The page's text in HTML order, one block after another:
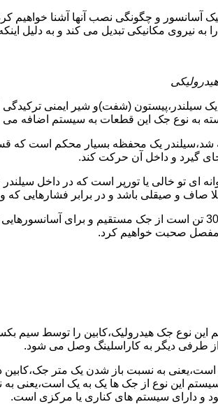
آسانسور و چگونگی نصب آنها آشنا
به نیروی مکانیکی تبدیل می کند و به دلیل
سیلندر،پیستون (شفت)و شیر ایمنی
به نوع جک این قطعات به سیستم اضافه می
شد،سیلندر یک محفظه بسیار محکم است که
گیرد و داخل آن حرکت کند.
ای تو خالی یا تورپر است که در داخل
صاف و صیقلی باشد و در برابر فشارهایی که
صحبت خواهیم کرد.
این نوع جک هیدرولیک،کابین را توسط سیم
طرفی دیگر به کاراسلینگ وصل می شود.
است،یعنی به نسبت باز شدن یک متر
این نوع از جک ها یک به یک است،یعنی
و دارای سیستم های کناری یا مرکزی است.